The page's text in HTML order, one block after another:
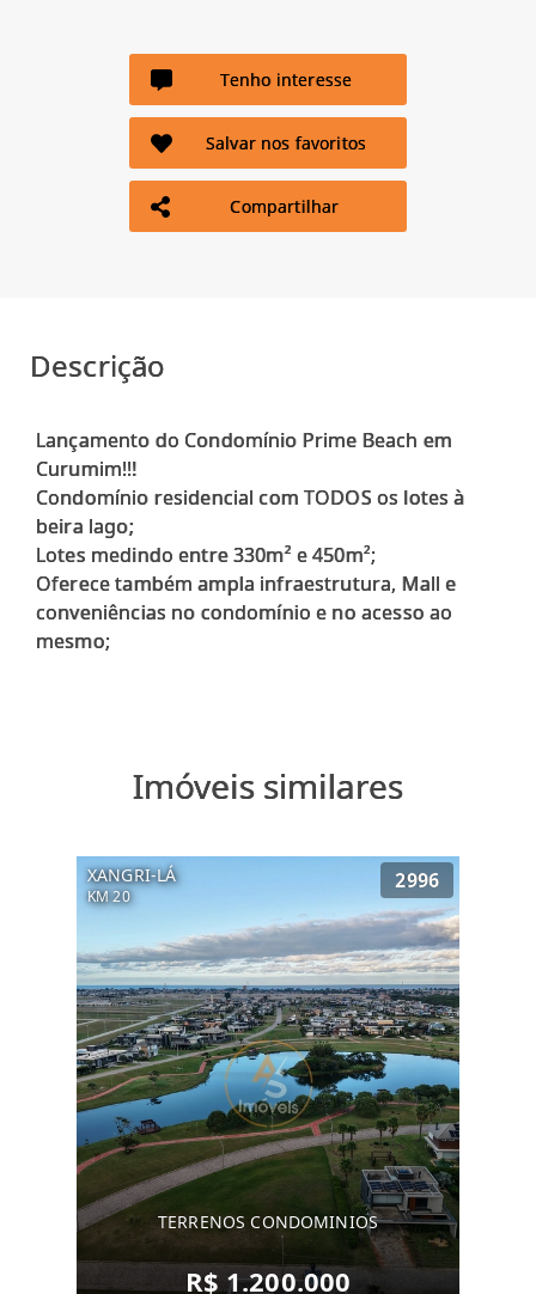
Tenho interesse
Salvar nos favoritos
Compartilhar
Descrição
Lançamento do Condomínio Prime Beach em
Curumim!!!
Condomínio residencial com TODOS os lotes à
beira lago;
Lotes medindo entre 330m² e 450m²;
Oferece também ampla infraestrutura, Mall e
conveniências no condomínio e no acesso ao
Imóveis similares
XANGRI-LÁ
KM 20
2996
TERRENOS CONDOMINIOS
R$ 1.200.000